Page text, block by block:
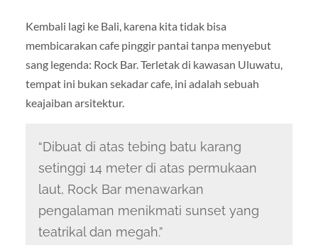
Kembali lagi ke Bali, karena kita tidak bisa
membicarakan cafe pinggir pantai tanpa menyebut
sang legenda: Rock Bar. Terletak di kawasan Uluwatu,
tempat ini bukan sekadar cafe, ini adalah sebuah
keajaiban arsitektur.
“Dibuat di atas tebing batu karang
setinggi 14 meter di atas permukaan
laut, Rock Bar menawarkan
pengalaman menikmati sunset yang
teatrikal dan megah.”